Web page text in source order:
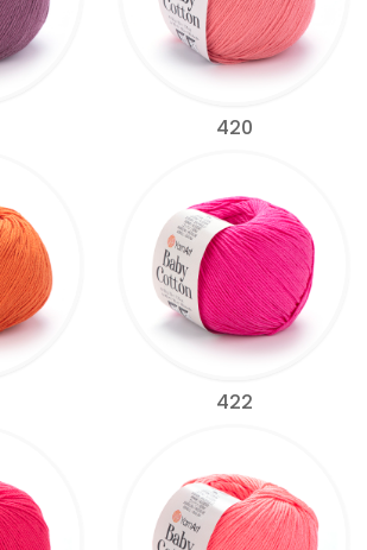
420
422